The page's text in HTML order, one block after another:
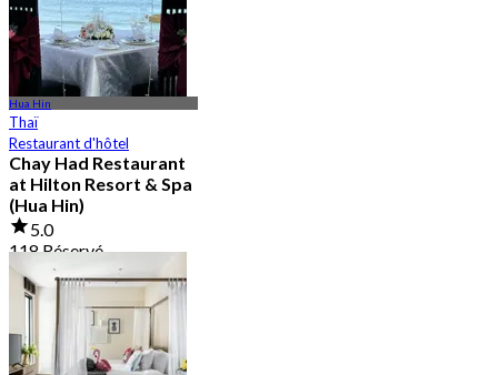
Hua Hin
Thaï
Restaurant d'hôtel
Chay Had Restaurant
at Hilton Resort & Spa
(Hua Hin)
5.0
118 Réservé
De
฿ 2,250